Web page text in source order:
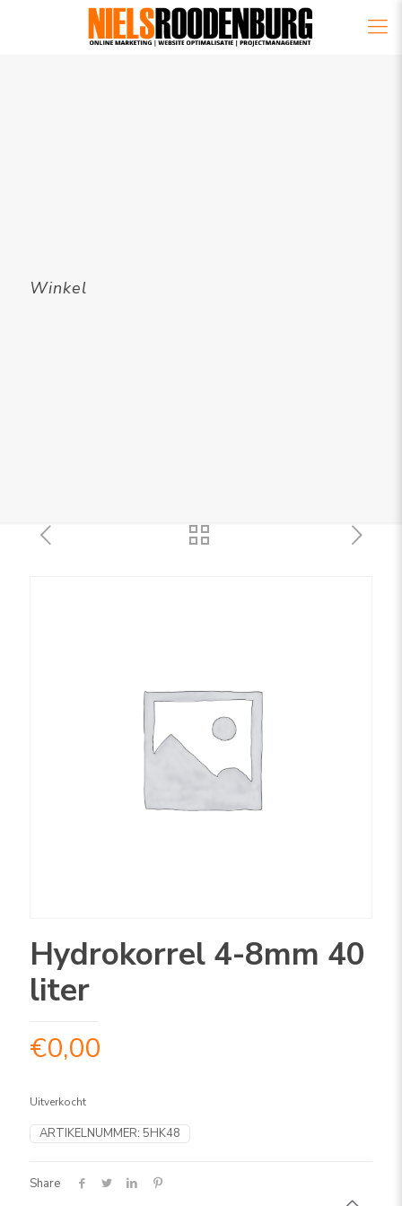
Winkel
Hydrokorrel 4-8mm 40
liter
€0,00
Uitverkocht
ARTIKELNUMMER: 5HK48
Share